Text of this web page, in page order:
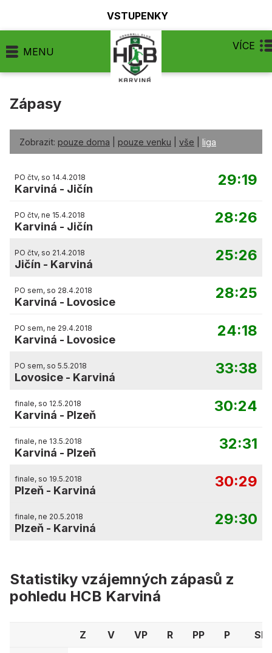
VSTUPENKY
MENU VÍCE
Zápasy
Zobrazit: pouze doma pouze venku vše liga
PO čtv, so 14.4.2018
Karviná - Jičín
29:19
PO čtv, ne 15.4.2018
Karviná - Jičín
28:26
PO čtv, so 21.4.2018
Jičín - Karviná
25:26
PO sem, so 28.4.2018
Karviná - Lovosice
28:25
PO sem, ne 29.4.2018
Karviná - Lovosice
24:18
PO sem, so 5.5.2018
Lovosice - Karviná
33:38
finale, so 12.5.2018
Karviná - Plzeň
30:24
finale, ne 13.5.2018
Karviná - Plzeň
32:31
finale, so 19.5.2018
Plzeň - Karviná
30:29
finale, ne 20.5.2018
Plzeň - Karviná
29:30
Statistiky vzájemných zápasů z
pohledu HCB Karviná
Z V VP R PP P